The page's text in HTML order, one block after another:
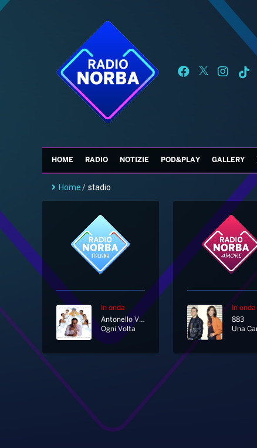
HOME RADIO NOTIZIE POD&PLAY GALLERY
Home/ stadio
In onda
Antonello Venditti
Ogni Volta
In onda
883